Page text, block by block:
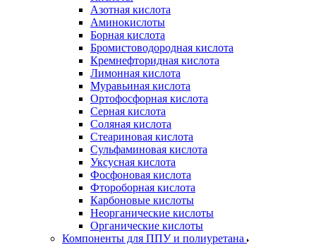
Азотная кислота
Аминокислоты
Борная кислота
Бромистоводородная кислота
Кремнефторидная кислота
Лимонная кислота
Муравьиная кислота
Ортофосфорная кислота
Серная кислота
Соляная кислота
Стеариновая кислота
Сульфаминовая кислота
Уксусная кислота
Фосфоновая кислота
Фтороборная кислота
Карбоновые кислоты
Неорганические кислоты
Органические кислоты
Компоненты для ППУ и полиуретана